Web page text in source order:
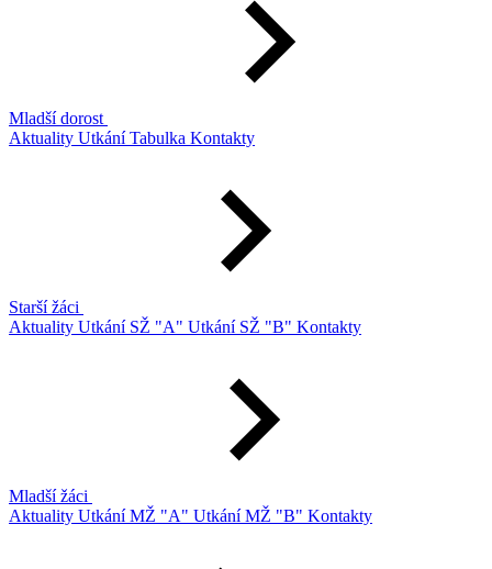
Mladší dorost
Aktuality UtkáníTabulka Kontakty
Starší žáci
Aktuality Utkání SŽ "A" Utkání SŽ "B" Kontakty
Mladší žáci
Aktuality Utkání MŽ "A" Utkání MŽ "B" Kontakty